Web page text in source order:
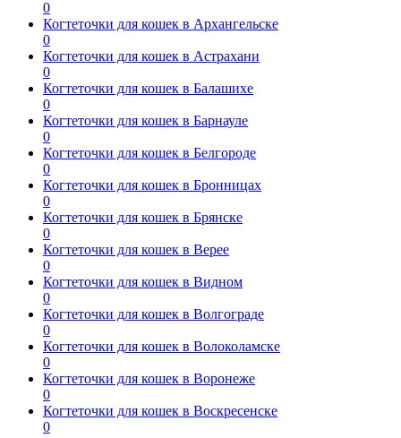
0
Когтеточки для кошек в Архангельске
0
Когтеточки для кошек в Астрахани
0
Когтеточки для кошек в Балашихе
0
Когтеточки для кошек в Барнауле
0
Когтеточки для кошек в Белгороде
0
Когтеточки для кошек в Бронницах
0
Когтеточки для кошек в Брянске
0
Когтеточки для кошек в Верее
0
Когтеточки для кошек в Видном
0
Когтеточки для кошек в Волгограде
0
Когтеточки для кошек в Волоколамске
0
Когтеточки для кошек в Воронеже
0
Когтеточки для кошек в Воскресенске
0